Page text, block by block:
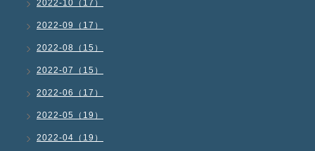
2022-10（17）
2022-09（17）
2022-08（15）
2022-07（15）
2022-06（17）
2022-05（19）
2022-04（19）